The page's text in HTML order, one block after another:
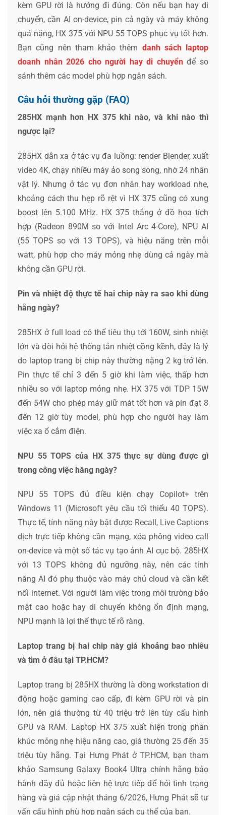
kèm GPU rời là hướng đi đúng. Còn nếu bạn hay di
chuyển, cần AI on-device, pin cả ngày và máy không
quá nặng, HX 375 với NPU 55 TOPS phục vụ tốt hơn.
Bạn cũng nên tham khảo thêm danh sách laptop
doanh nhân 2026 cho người hay di chuyểnđể so
sánh thêm các model phù hợp ngân sách.
Câu hỏi thường gặp (FAQ)
285HX mạnh hơn HX 375 khi nào, và khi nào thì
ngược lại?
285HX dẫn xa ở tác vụ đa luồng: render Blender, xuất
video 4K, chạy nhiều máy ảo song song, nhờ 24 nhân
vật lý. Nhưng ở tác vụ đơn nhân hay workload nhẹ,
khoảng cách thu hẹp rõ rệt vì HX 375 cũng có xung
boost lên 5.100 MHz. HX 375 thắng ở đồ họa tích
hợp (Radeon 890M so với Intel Arc 4-Core), NPU AI
(55 TOPS so với 13 TOPS), và hiệu năng trên mỗi
watt, phù hợp cho máy mỏng nhẹ dùng cả ngày mà
không cần GPU rời.
Pin và nhiệt độ thực tế hai chip này ra sao khi dùng
hằng ngày?
285HX ở full load có thể tiêu thụ tới 160W, sinh nhiệt
lớn và đòi hỏi hệ thống tản nhiệt cồng kềnh, đây là lý
do laptop trang bị chip này thường nặng 2 kg trở lên.
Pin thực tế chỉ 3 đến 5 giờ khi làm việc, thấp hơn
nhiều so với laptop mỏng nhẹ. HX 375 với TDP 15W
đến 54W cho phép máy giữ mát tốt hơn và pin đạt 8
đến 12 giờ tùy model, phù hợp cho người hay làm
việc xa ổ cắm điện.
NPU 55 TOPS của HX 375 thực sự dùng được gì
trong công việc hằng ngày?
NPU 55 TOPS đủ điều kiện chạy Copilot+ trên
Windows 11 (Microsoft yêu cầu tối thiểu 40 TOPS).
Thực tế, tính năng này bật được Recall, Live Captions
dịch trực tiếp không cần mạng, xóa phông video call
on-device và một số tác vụ tạo ảnh AI cục bộ. 285HX
với 13 TOPS không đủ ngưỡng này, nên các tính
năng AI đó phụ thuộc vào máy chủ cloud và cần kết
nối internet. Với người làm việc trong môi trường bảo
mật cao hoặc hay di chuyển không ổn định mạng,
NPU mạnh là lợi thế thực tế rõ ràng.
Laptop trang bị hai chip này giá khoảng bao nhiêu
và tìm ở đâu tại TP.HCM?
Laptop trang bị 285HX thường là dòng workstation di
động hoặc gaming cao cấp, đi kèm GPU rời và pin
lớn, nên giá thường từ 40 triệu trở lên tùy cấu hình
GPU và RAM. Laptop HX 375 xuất hiện trong phân
khúc mỏng nhẹ hiệu năng cao, giá thường 25 đến 35
triệu tùy hãng. Tại Hưng Phát ở TP.HCM, bạn tham
khảo Samsung Galaxy Book4 Ultra chính hãng bảo
hành đầy đủ hoặc liên hệ trực tiếp để hỏi tình trạng
hàng và giá cập nhật tháng 6/2026, Hưng Phát sẽ tư
vấn cấu hình phù hợp ngân sách cụ thể của bạn.